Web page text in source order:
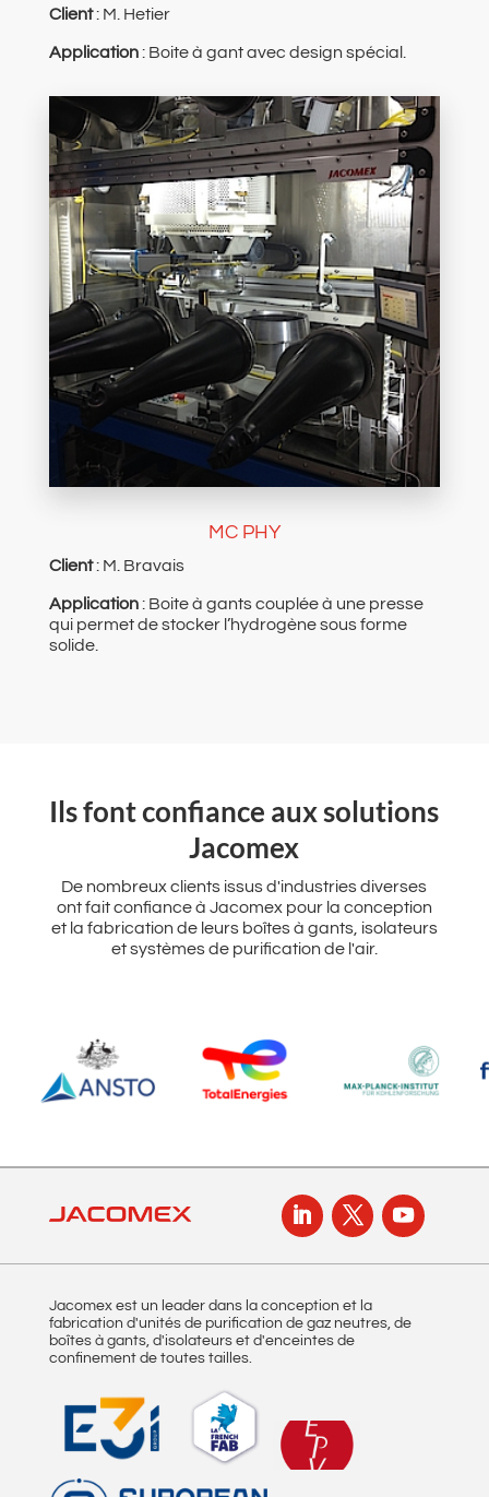
Client: M. Hetier
Application: Boite à gant avec design spécial.
MC PHY
Client: M. Bravais
Application: Boite à gants couplée à une presse
qui permet de stocker l’hydrogène sous forme
solide.
‌Ils font confiance aux solutions
Jacomex
De nombreux clients issus d'industries diverses
ont fait confiance à Jacomex pour la conception
et la fabrication de leurs boîtes à gants, isolateurs
et systèmes de purification de l'air.
Jacomex est un leader dans la conception et la
fabrication d'unités de purification de gaz neutres, de
boîtes à gants, d'isolateurs et d'enceintes de
confinement de toutes tailles.